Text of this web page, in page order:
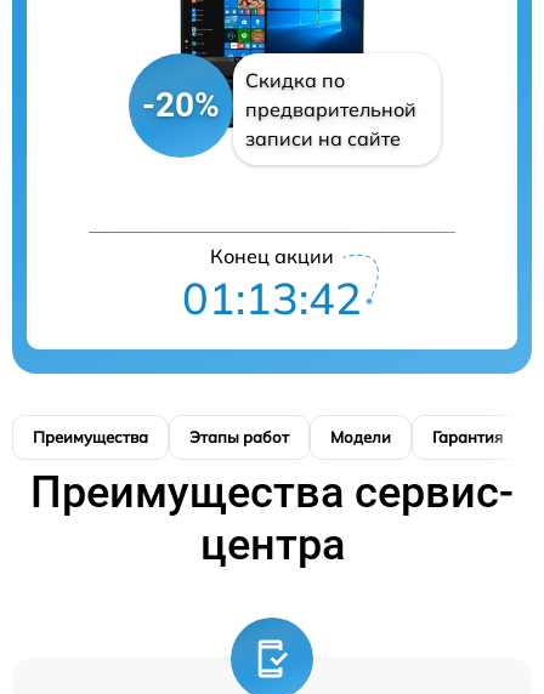
-20%
Скидка по
предварительной
записи на сайте
Конец акции
01:13:41
Преимущества Этапы работ Модели Гарантия
Преимущества сервис-
центра